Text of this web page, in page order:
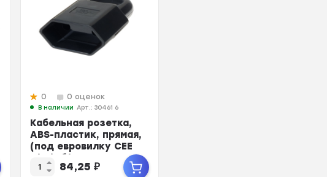
0 0 оценок
В наличии Арт.: 30461 6
Кабельная розетка,
ABS-пластик, прямая,
(под евровилку CEE
7/16), б/з, с коль...
84,25 ₽